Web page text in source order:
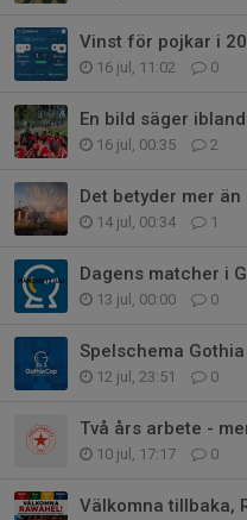
Vinst för pojkar i
16 jul, 11:02 0
En bild säger
16 jul, 00:35 2
Det betyder mer än
14 jul, 00:34 1
Dagens matcher i
13 jul, 00:00 0
Spelschema
12 jul, 23:51 0
10 jul, 17:17 0